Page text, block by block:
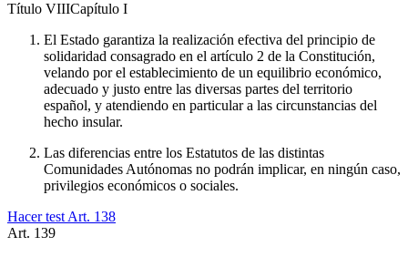
Título VIIICapítulo I
El Estado garantiza la realización efectiva del principio de
solidaridad consagrado en el artículo 2 de la Constitución,
velando por el establecimiento de un equilibrio económico,
adecuado y justo entre las diversas partes del territorio
español, y atendiendo en particular a las circunstancias del
hecho insular.
Las diferencias entre los Estatutos de las distintas
Comunidades Autónomas no podrán implicar, en ningún caso,
privilegios económicos o sociales.
Hacer test Art. 138
Art. 139